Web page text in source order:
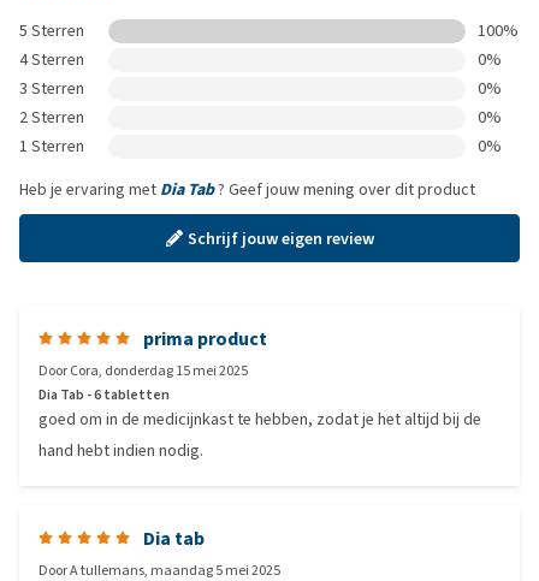
5 Sterren
100%
4 Sterren
0%
3 Sterren
0%
2 Sterren
0%
1 Sterren
0%
Heb je ervaring met Dia Tab? Geef jouw mening over dit product
Schrijf jouw eigen review
prima product
DoorCora, donderdag 15 mei 2025
Dia Tab - 6 tabletten
goed om in de medicijnkast te hebben, zodat je het altijd bij de
hand hebt indien nodig.
Dia tab
DoorA tullemans, maandag 5 mei 2025